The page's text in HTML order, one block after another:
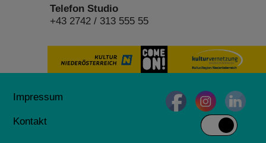
Telefon Studio
+43 2742 / 313 555 55
Impressum
Kontakt